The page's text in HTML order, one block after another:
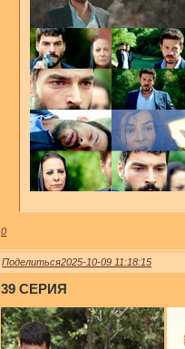
0
Поделиться2025-10-09 11:18:15
39 СЕРИЯ